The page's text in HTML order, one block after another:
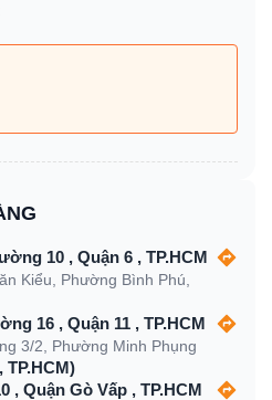
10 , Quận 6 , TP.HCM
Kiểu, Phường Bình Phú,
16 , Quận 11 , TP.HCM
3/2, Phường Minh Phụng
, TP.HCM)
, Quận Gò Vấp , TP.HCM